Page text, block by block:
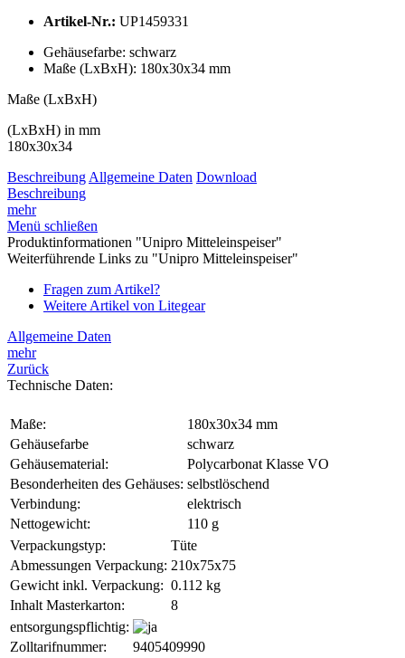
Artikel-Nr.: UP1459331
Gehäusefarbe: schwarz
Maße (LxBxH): 180x30x34 mm
Maße (LxBxH)
(LxBxH) in mm
180x30x34
Beschreibung Allgemeine Daten Download
Beschreibung
mehr
Menü schließen
Produktinformationen "Unipro Mitteleinspeiser"
Weiterführende Links zu "Unipro Mitteleinspeiser"
Fragen zum Artikel?
Weitere Artikel von Litegear
Allgemeine Daten
mehr
Zurück
Technische Daten:
Maße:
180x30x34 mm
Gehäusefarbe
schwarz
Gehäusematerial:
Polycarbonat Klasse VO
Besonderheiten des Gehäuses: selbstlöschend
Verbindung:
elektrisch
Nettogewicht:
110 g
Verpackungstyp:
Tüte
Abmessungen Verpackung: 210x75x75
Gewicht inkl. Verpackung: 0.112 kg
Inhalt Masterkarton:
8
entsorgungspflichtig:
Zolltarifnummer:
9405409990